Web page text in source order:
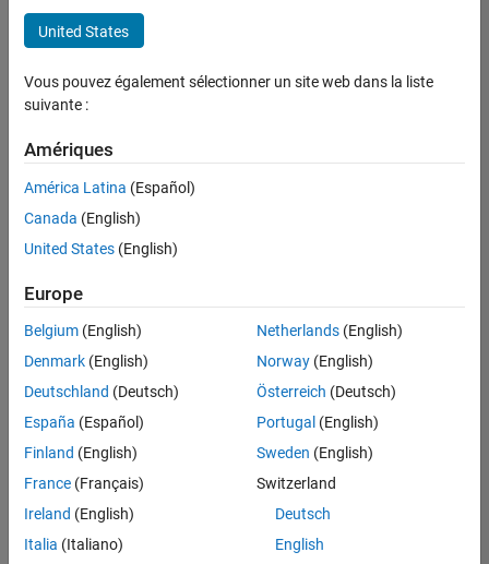
FILTRER PAR
Technologies de l’information
Ingénierie de la qualité
Ingénierie des versions
Enregistrer
sélectionnées
Les
descriptions
poste
n’ont
pas
été
traduites.
United States
Vous pouvez également sélectionner un site web dans la liste
suivante :
Amériques
América Latina (Español)
Canada (English)
United States (English)
Europe
Belgium (English)
Denmark (English)
Deutschland (Deutsch)
España (Español)
Finland (English)
France (Français)
Ireland (English)
Italia (Italiano)
Netherlands(English)
Norway(English)
Österreich (Deutsch)
Portugal (English)
Sweden (English)
Switzerland
Deutsch
English